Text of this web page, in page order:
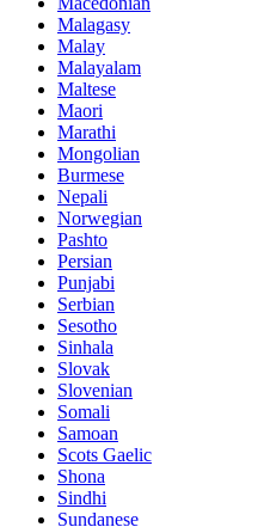
Malagasy
Malay
Malayalam
Maltese
Maori
Marathi
Mongolian
Burmese
Nepali
Norwegian
Pashto
Persian
Punjabi
Serbian
Sesotho
Sinhala
Slovak
Slovenian
Somali
Samoan
Scots Gaelic
Shona
Sindhi
Sundanese